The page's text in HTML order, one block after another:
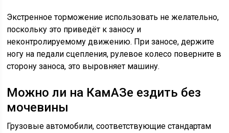
Экстренное торможение использовать не желательно,
поскольку это приведёт к заносу и
неконтролируемому движению. При заносе, держите
ногу на педали сцепления, рулевое колесо поверните в
сторону заноса, это выровняет машину.
Можно ли на КамАЗе ездить без
мочевины
Грузовые автомобили, соответствующие стандартам